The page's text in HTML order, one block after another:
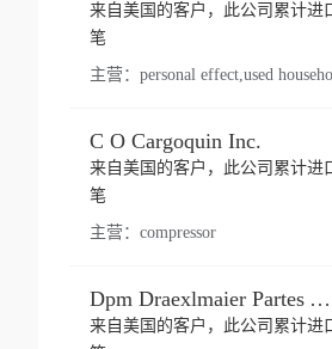
来自美国的客户，此公司累计进
笔
主营：
C O Cargoquin Inc.
来自美国的客户，此公司累计进
笔
主营： compressor
Dpm Draexlmaier Partes Automotrices Corr Ind Huejotzingo
来自美国的客户，此公司累计进